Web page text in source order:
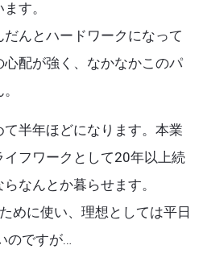
す。
んとハードワークになって
配が強く、なかなかこのパ
半年ほどになります。本業
フワークとして20年以上続
なんとか暮らせます。
めに使い、理想としては平日
のですが…